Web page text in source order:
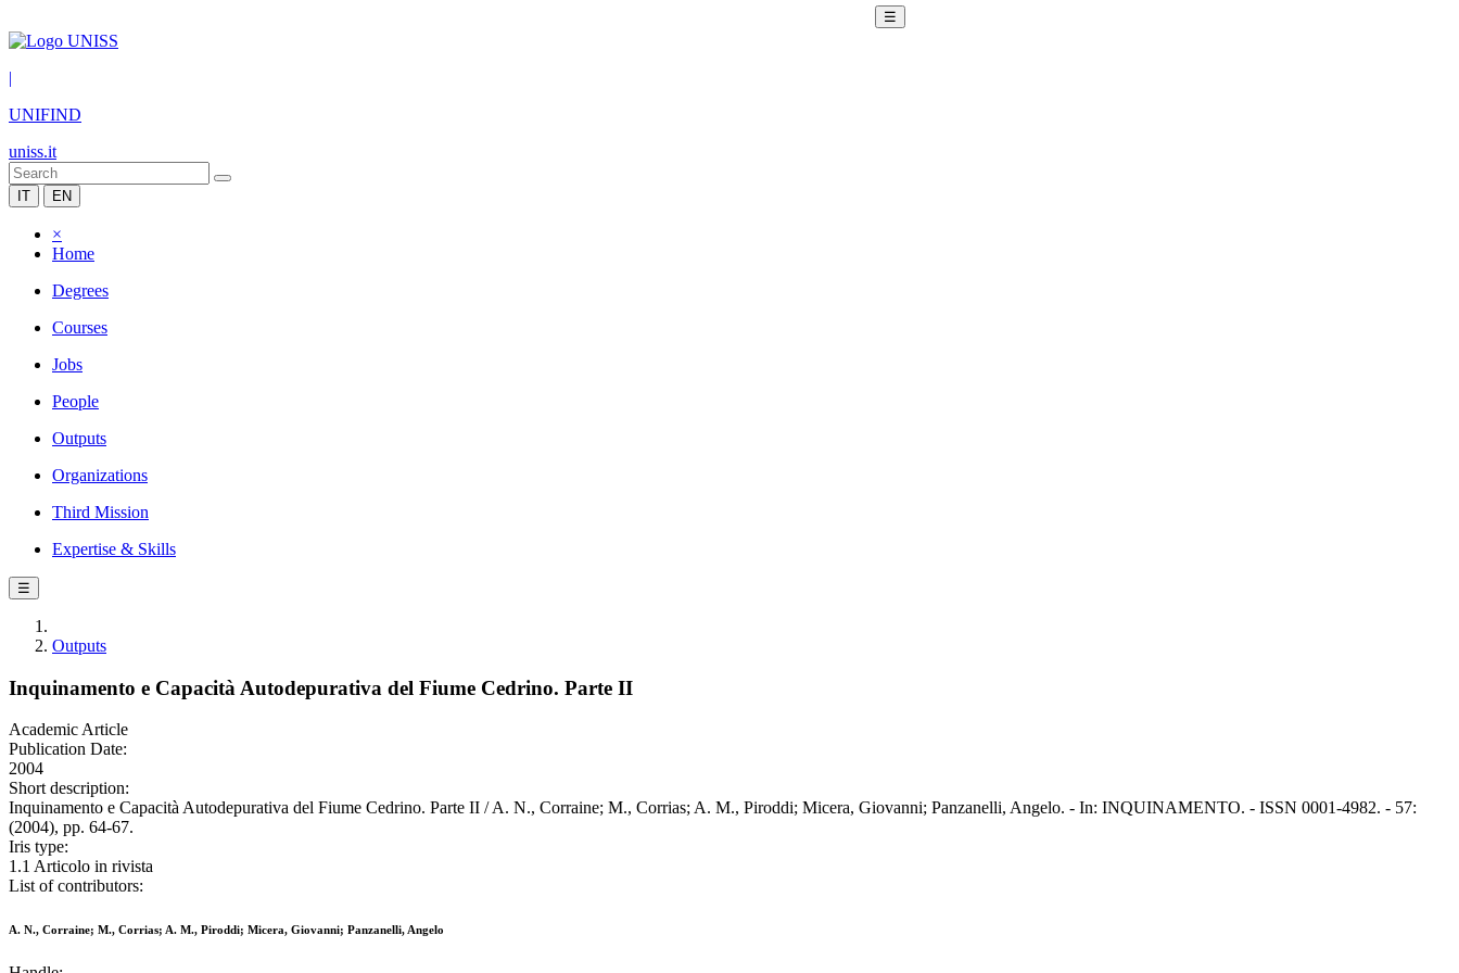
☰
|
UNIFIND
uniss.it
IT EN
×
Home
Degrees
Courses
Jobs
People
Outputs
Organizations
Third Mission
Expertise & Skills
☰
Outputs
Inquinamento e Capacità Autodepurativa del Fiume Cedrino. Parte II
Academic Article
Publication Date:
2004
Short description:
Inquinamento e Capacità Autodepurativa del Fiume Cedrino. Parte II / A. N., Corraine; M., Corrias; A. M., Piroddi; Micera, Giovanni; Panzanelli, Angelo. - In: INQUINAMENTO. - ISSN 0001-4982. - 57:
(2004), pp. 64-67.
Iris type:
1.1 Articolo in rivista
List of contributors:
A. N., Corraine; M., Corrias; A. M., Piroddi; Micera, Giovanni; Panzanelli, Angelo